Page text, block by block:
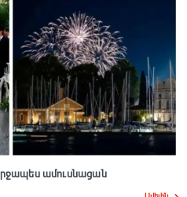
ամուսնացան